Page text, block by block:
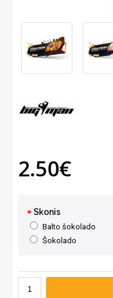
2.50€
Skonis
Balto šokolado
Šokolado